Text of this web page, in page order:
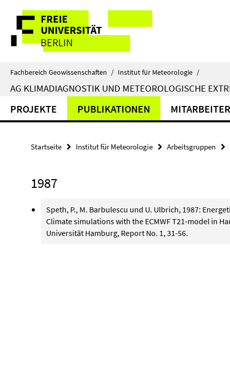
direkt
Inhalt
Service-
Navigation
Fachbereich Geowissenschaften / Institut für Meteorologie /
AG KLIMADIAGNOSTIK UND METEOROLOGISCHE
PROJEKTE PUBLIKATIONEN
Startseite Institut für Meteorologie Arbeitsgruppen
1987
Speth, P., M. Barbulescu und U. Ulbrich, 1987:
Climate simulations with the ECMWF T21-model in
Universität Hamburg, Report No. 1, 31-56.